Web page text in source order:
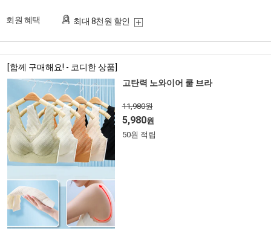
회원 혜택 최대 8천원 할인
[함께 구매해요! - 코디한 상품]
고탄력 노와이어 쿨 브라
11,980원
5,980원
50원 적립